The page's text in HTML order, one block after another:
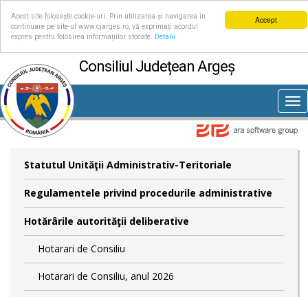
Accept
Acest site folosește cookie-uri. Prin utilizarea și navigarea în
continuare pe site-ul www.cjarges.ro, vă exprimați acordul
expres pentru folosirea informațiilor stocate.
Detalii
Consiliul Județean Argeș
Statutul Unităţii Administrativ-Teritoriale
Regulamentele privind procedurile administrative
Hotărârile autorităţii deliberative
Hotarari de Consiliu
Hotarari de Consiliu, anul 2026